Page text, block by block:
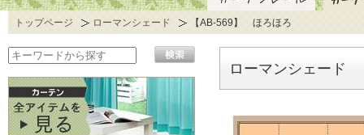
トップページ ローマンシェード 【AB-569】 ほろほろ
ローマンシェード